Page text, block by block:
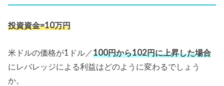
投資資金=10万円
米ドルの価格が1ドル／100円から102円に上昇した場合
にレバレッジによる利益はどのように変わるでしょう
か。